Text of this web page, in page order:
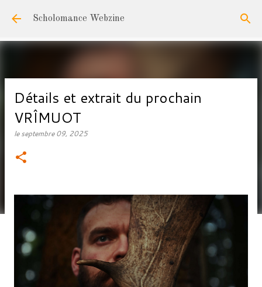
Accéder au contenu principal
Scholomance Webzine
Détails et extrait du prochain
VRÎMUOT
leseptembre 09, 2025